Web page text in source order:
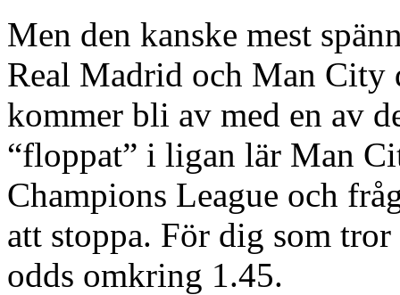
Men den kanske mest
Real Madrid och Man City
kommer bli av med en av
“floppat” i ligan lär Man
Champions League och
att stoppa. För dig som
odds omkring 1.45.